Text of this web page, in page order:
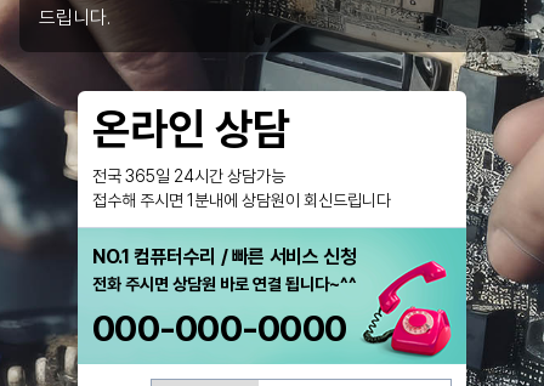
드립니다.
온라인 상담
전국 365일 24시간 상담가능
접수해 주시면 1분내에 상담원이 회신드립니다
NO.1 컴퓨터수리 / 빠른 서비스 신청
전화 주시면 상담원 바로 연결 됩니다~^^
000-000-0000